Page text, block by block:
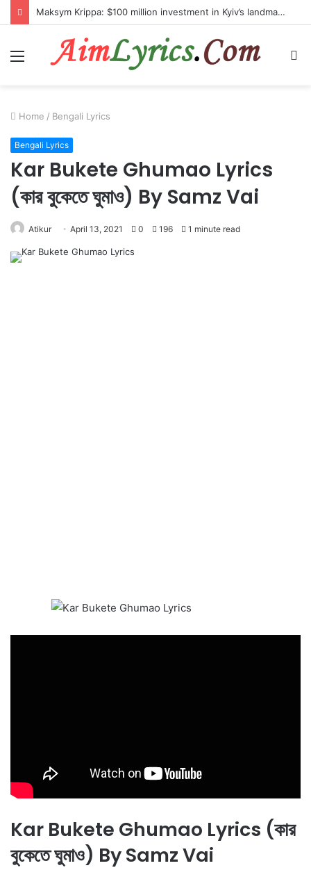
Maksym Krippa: $100 million investment in Kyiv’s landmark properties
Menu
Home / Bengali Lyrics
Bengali Lyrics
Kar Bukete Ghumao Lyrics
(কার বুকেতে ঘুমাও) By Samz Vai
Atikur April 13, 2021 0 196 1 minute read
Kar Bukete Ghumao Lyrics (কার
বুকেতে ঘুমাও) By Samz Vai